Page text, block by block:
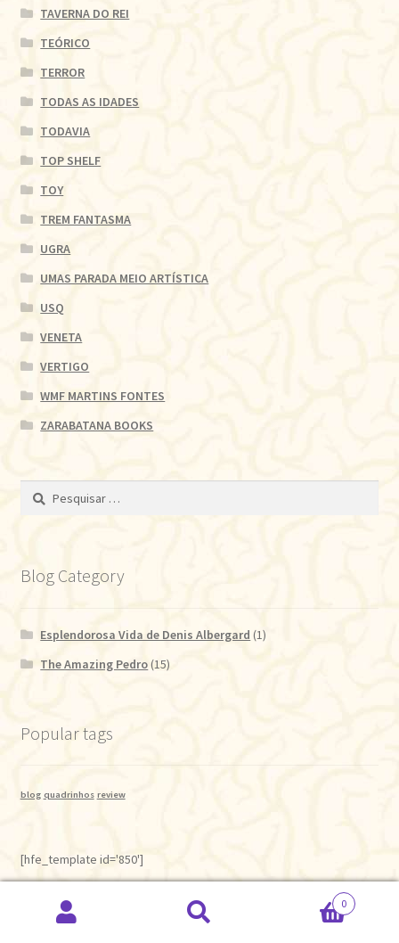
TAVERNA DO REI
TEÓRICO
TERROR
TODAS AS IDADES
TODAVIA
TOP SHELF
TOY
TREM FANTASMA
UGRA
UMAS PARADA MEIO ARTÍSTICA
USQ
VENETA
VERTIGO
WMF MARTINS FONTES
ZARABATANA BOOKS
Pesquisar
Blog Category
Esplendorosa Vida de Denis Albergard (1)
The Amazing Pedro(15)
Popular tags
blog quadrinhos review
[hfe_template id='850']
Pesquisar
Pesquisar
0